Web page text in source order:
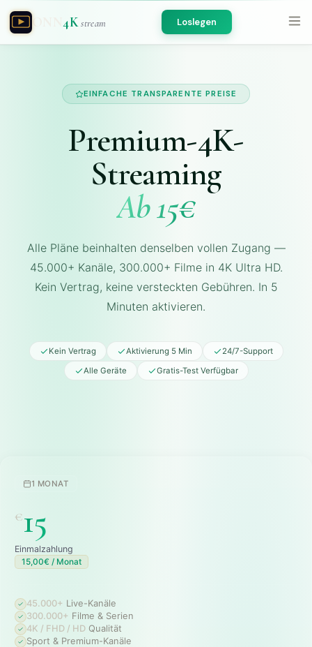
ONN4Kstream Loslegen
EINFACHE TRANSPARENTE PREISE
Premium-4K-
Streaming
Ab 15€
Alle Pläne beinhalten denselben vollen Zugang —
45.000+ Kanäle, 300.000+ Filme in 4K Ultra HD.
Kein Vertrag, keine versteckten Gebühren. In 5
Minuten aktivieren.
Kein Vertrag Aktivierung 5 Min
24/7-Support
Alle Geräte
Gratis-Test Verfügbar
1 MONAT
€15
Einmalzahlung
15,00€ / Monat
45.000+ Live-Kanäle
300.000+ Filme & Serien
4K / FHD / HD Qualität
Sport & Premium-Kanäle